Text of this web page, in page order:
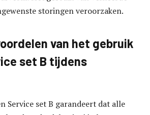
storingen veroorzaken.
van het gebruik
set B tijdens
Service set B garandeert dat alle